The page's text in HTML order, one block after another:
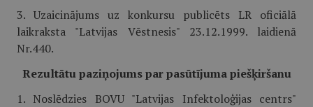
3. Uzaicinājums uz konkursu publicēts LR oficiālā
laikraksta "Latvijas Vēstnesis" 23.12.1999. laidienā
Nr.440.
Rezultātu paziņojums par pasūtījuma piešķiršanu
1. Noslēdzies BOVU "Latvijas Infektoloģijas centrs"